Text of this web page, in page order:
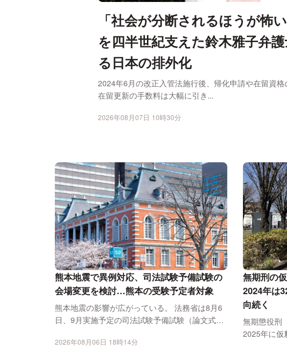
「社会が分断されるほうが怖
を四半世紀支えた鈴木雅子弁
る日本の排外化
2024年6月の改正入管法施行後、帰化申請や在留資格
在留更新の手数料は大幅に引き...
2026年08月07日 10時30分
ニュースの新着順一覧
熊本地震で異例対応、司法試験予備試験の
会場変更を検討…熊本の受験予定者対象
熊本地震の影響が広がっている。 法務省は8月6
日、9月実施予定の司法試験予備試験（論文式）
2026年08月06日 18時14分
無期刑の
2024年は
向続く
無期懲役刑
2025年に仮